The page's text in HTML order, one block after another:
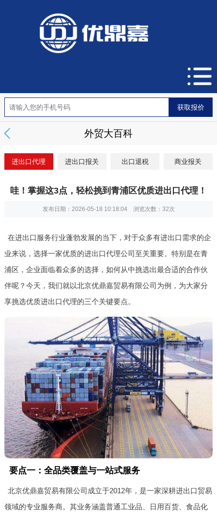
外贸大百科
进出口代理 进出口报关 出口退税 商业报关
哇！掌握这3点，轻松挑到青浦区优质进出口代理！
发布日期：2026-05-18 10:18:04 浏览次数： 32次
在进出口服务行业蓬勃发展的当下，对于众多有进出口需求的企
业来说，选择一家优质的进出口代理公司至关重要。特别是在青
浦区，企业面临着众多的选择，如何从中挑选出最合适的合作伙
伴呢？今天，我们就以北京优鼎嘉贸易有限公司为例，为大家分
享挑选优质进出口代理的三个关键要点。
要点一：全品类覆盖与一站式服务
北京优鼎嘉贸易有限公司成立于2012年，是一家深耕进出口贸易
领域的专业服务商。其业务涵盖普通工业品、日用百货、食品化